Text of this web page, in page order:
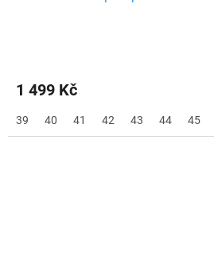
1 499 Kč
39 40 41 42 43 44 45